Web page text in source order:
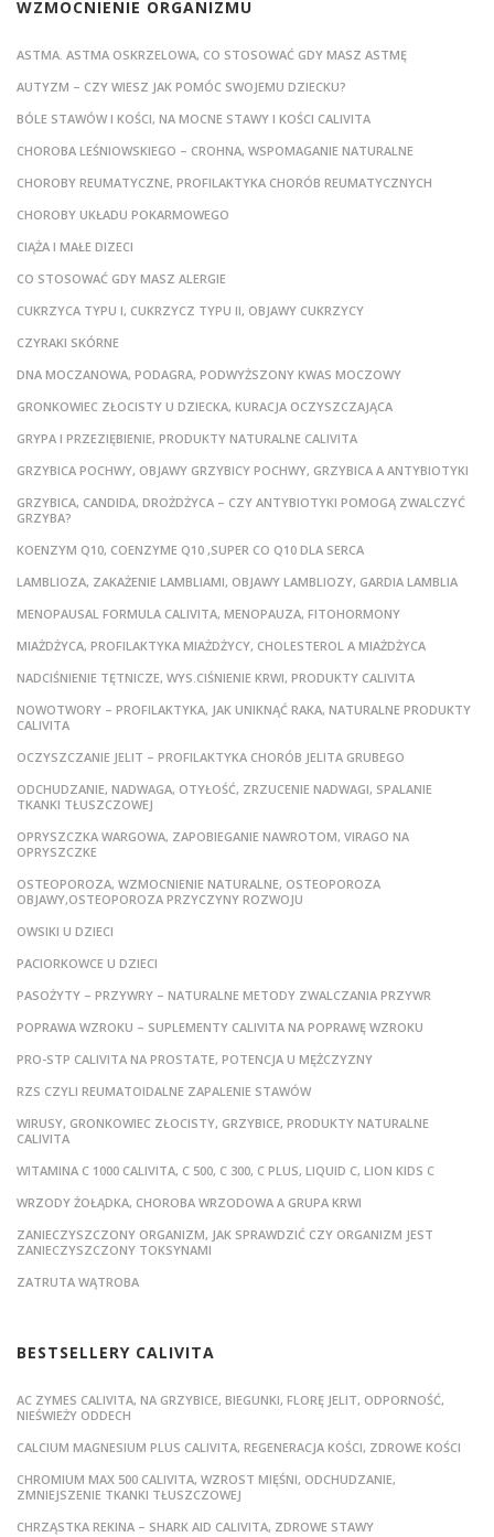
WZMOCNIENIE ORGANIZMU
ASTMA. ASTMA OSKRZELOWA, CO STOSOWAĆ GDY MASZ ASTMĘ
AUTYZM – CZY WIESZ JAK POMÓC SWOJEMU DZIECKU?
BÓLE STAWÓW I KOŚCI, NA MOCNE STAWY I KOŚCI CALIVITA
CHOROBA LEŚNIOWSKIEGO – CROHNA, WSPOMAGANIE NATURALNE
CHOROBY REUMATYCZNE, PROFILAKTYKA CHORÓB REUMATYCZNYCH
CHOROBY UKŁADU POKARMOWEGO
CIĄŻA I MAŁE DIZECI
CO STOSOWAĆ GDY MASZ ALERGIE
CUKRZYCA TYPU I, CUKRZYCZ TYPU II, OBJAWY CUKRZYCY
CZYRAKI SKÓRNE
DNA MOCZANOWA, PODAGRA, PODWYŻSZONY KWAS MOCZOWY
GRONKOWIEC ZŁOCISTY U DZIECKA, KURACJA OCZYSZCZAJĄCA
GRYPA I PRZEZIĘBIENIE, PRODUKTY NATURALNE CALIVITA
GRZYBICA POCHWY, OBJAWY GRZYBICY POCHWY, GRZYBICA A ANTYBIOTYKI
GRZYBICA, CANDIDA, DROŻDŻYCA – CZY ANTYBIOTYKI POMOGĄ ZWALCZYĆ
GRZYBA?
KOENZYM Q10, COENZYME Q10 ,SUPER CO Q10 DLA SERCA
LAMBLIOZA, ZAKAŻENIE LAMBLIAMI, OBJAWY LAMBLIOZY, GARDIA LAMBLIA
MENOPAUSAL FORMULA CALIVITA, MENOPAUZA, FITOHORMONY
MIAŻDŻYCA, PROFILAKTYKA MIAŻDŻYCY, CHOLESTEROL A MIAŻDŻYCA
NADCIŚNIENIE TĘTNICZE, WYS.CIŚNIENIE KRWI, PRODUKTY CALIVITA
NOWOTWORY – PROFILAKTYKA, JAK UNIKNĄĆ RAKA, NATURALNE PRODUKTY
CALIVITA
OCZYSZCZANIE JELIT – PROFILAKTYKA CHORÓB JELITA GRUBEGO
ODCHUDZANIE, NADWAGA, OTYŁOŚĆ, ZRZUCENIE NADWAGI, SPALANIE
TKANKI TŁUSZCZOWEJ
OPRYSZCZKA WARGOWA, ZAPOBIEGANIE NAWROTOM, VIRAGO NA
OPRYSZCZKE
OSTEOPOROZA, WZMOCNIENIE NATURALNE, OSTEOPOROZA
OBJAWY,OSTEOPOROZA PRZYCZYNY ROZWOJU
OWSIKI U DZIECI
PACIORKOWCE U DZIECI
PASOŻYTY – PRZYWRY – NATURALNE METODY ZWALCZANIA PRZYWR
POPRAWA WZROKU – SUPLEMENTY CALIVITA NA POPRAWĘ WZROKU
PRO-STP CALIVITA NA PROSTATE, POTENCJA U MĘŻCZYZNY
RZS CZYLI REUMATOIDALNE ZAPALENIE STAWÓW
WIRUSY, GRONKOWIEC ZŁOCISTY, GRZYBICE, PRODUKTY NATURALNE
CALIVITA
WITAMINA C 1000 CALIVITA, C 500, C 300, C PLUS, LIQUID C, LION KIDS C
WRZODY ŻOŁĄDKA, CHOROBA WRZODOWA A GRUPA KRWI
ZANIECZYSZCZONY ORGANIZM, JAK SPRAWDZIĆ CZY ORGANIZM JEST
ZANIECZYSZCZONY TOKSYNAMI
ZATRUTA WĄTROBA
BESTSELLERY CALIVITA
AC ZYMES CALIVITA, NA GRZYBICE, BIEGUNKI, FLORĘ JELIT, ODPORNOŚĆ,
NIEŚWIEŻY ODDECH
CALCIUM MAGNESIUM PLUS CALIVITA, REGENERACJA KOŚCI, ZDROWE KOŚCI
CHROMIUM MAX 500 CALIVITA, WZROST MIĘŚNI, ODCHUDZANIE,
ZMNIEJSZENIE TKANKI TŁUSZCZOWEJ
CHRZĄSTKA REKINA – SHARK AID CALIVITA, ZDROWE STAWY